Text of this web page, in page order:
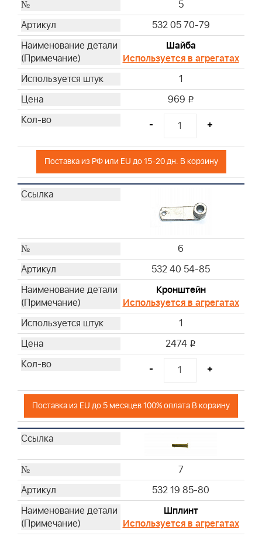
5
532 05 70-79
Шайба
Используется в агрегатах
1
969 i
- +
Поставка из РФ или EU до 15-20 дн. В корзину
6
532 40 54-85
Кронштейн
Используется в агрегатах
1
2474 i
- +
Поставка из EU до 5 месяцев 100% оплата В корзину
7
532 19 85-80
Шплинт
Используется в агрегатах